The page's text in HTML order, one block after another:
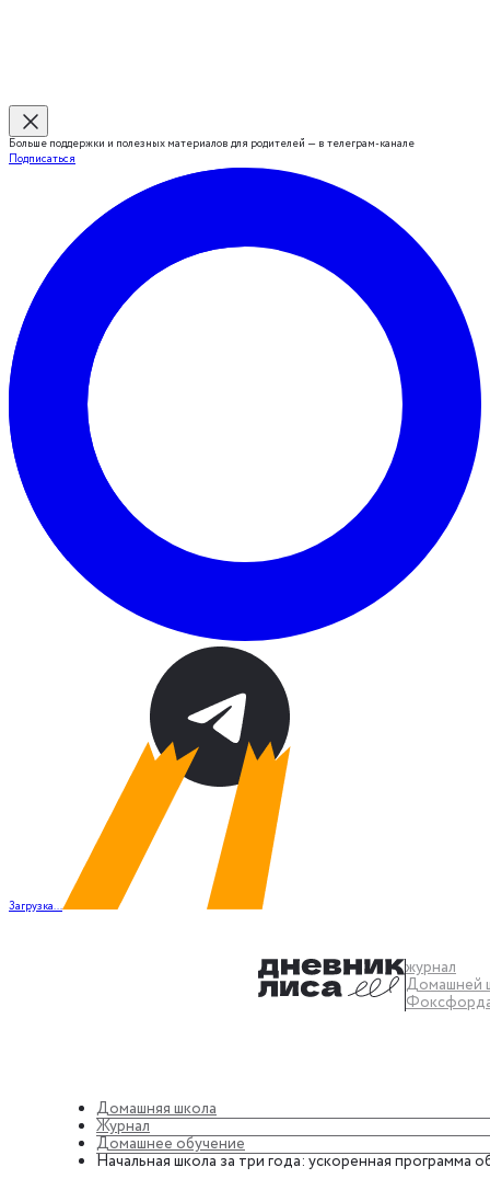
Больше поддержки и полезных материалов для родителей — в телеграм-канале
Подписаться
Загрузка...
журнал
Домашней
Домашняя школа
Журнал
Домашнее обучение
Начальная школа за три года: ускоренная программа